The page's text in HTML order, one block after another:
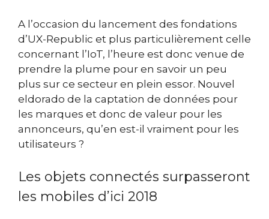
A l’occasion du lancement des fondations
d’UX-Republic et plus particulièrement celle
concernant l’IoT, l’heure est donc venue de
prendre la plume pour en savoir un peu
plus sur ce secteur en plein essor. Nouvel
eldorado de la captation de données pour
les marques et donc de valeur pour les
annonceurs, qu’en est-il vraiment pour les
utilisateurs ?
Les objets connectés surpasseront
les mobiles d’ici 2018